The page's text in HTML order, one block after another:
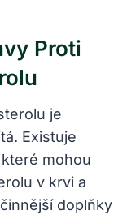
Proti
je
Existuje
mohou
v krvi a
doplňky